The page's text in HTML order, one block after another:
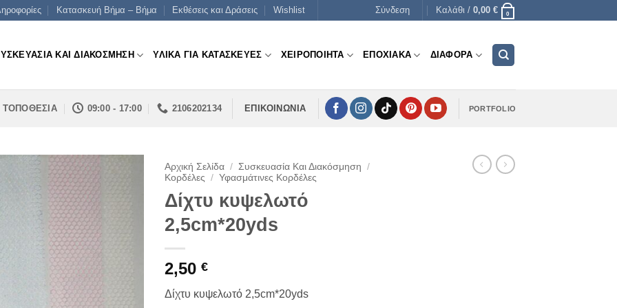
Κατασκευή Βήμα – Βήμα Εκθέσεις και Δράσεις Wishlist Σύνδεση Καλάθι / 0,00 € 0
ΚΑΙ ΔΙΑΚΟΣΜΗΣΗ ΥΛΙΚΑ ΓΙΑ ΚΑΤΑΣΚΕΥΕΣ ΧΕΙΡΟΠΟΙΗΤΑ ΕΠΟΧΙΑΚΑ ΔΙΑΦΟΡΑ
ΤΟΠΟΘΕΣΙΑ 09:00 - 17:00 2106202134 ΕΠΙΚΟΙΝΩΝΙΑ PORTFOLIO
Αρχική Σελίδα / Συσκευασία Και Διακόσμηση
/
Κορδέλες
/ Υφασμάτινες Κορδέλες
Δίχτυ κυψελωτό
2,5cm*20yds
2,50 €
Δίχτυ κυψελωτό 2,5cm*20yds